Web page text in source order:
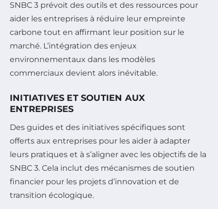
SNBC 3 prévoit des outils et des ressources pour
aider les entreprises à réduire leur empreinte
carbone tout en affirmant leur position sur le
marché. L’intégration des enjeux
environnementaux dans les modèles
commerciaux devient alors inévitable.
INITIATIVES ET SOUTIEN AUX
ENTREPRISES
Des guides et des initiatives spécifiques sont
offerts aux entreprises pour les aider à adapter
leurs pratiques et à s’aligner avec les objectifs de la
SNBC 3. Cela inclut des mécanismes de soutien
financier pour les projets d’innovation et de
transition écologique.